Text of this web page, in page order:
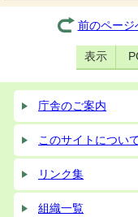
前のページ
表示
庁舎のご案内
このサイトについ
リンク集
組織一覧